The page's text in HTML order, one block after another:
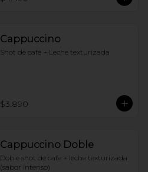
Cappuccino
Shot de café + Leche texturizada
$3.890
Cappuccino Doble
Doble shot de cafe + leche texturizada
(sabor intenso)